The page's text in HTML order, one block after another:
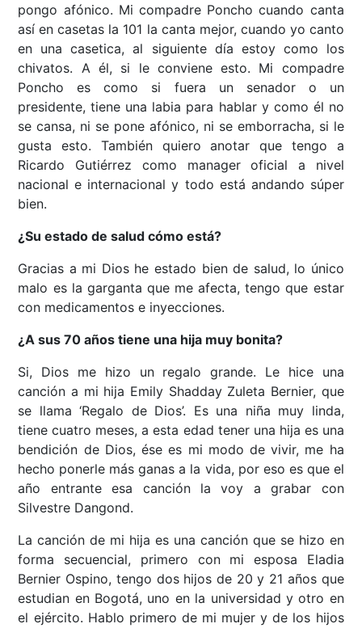
pongo afónico. Mi compadre Poncho cuando canta
así en casetas la 101 la canta mejor, cuando yo canto
en una casetica, al siguiente día estoy como los
chivatos. A él, si le conviene esto. Mi compadre
Poncho es como si fuera un senador o un
presidente, tiene una labia para hablar y como él no
se cansa, ni se pone afónico, ni se emborracha, si le
gusta esto. También quiero anotar que tengo a
Ricardo Gutiérrez como manager oficial a nivel
nacional e internacional y todo está andando súper
bien.
¿Su estado de salud cómo está?
Gracias a mi Dios he estado bien de salud, lo único
malo es la garganta que me afecta, tengo que estar
con medicamentos e inyecciones.
¿A sus 70 años tiene una hija muy bonita?
Si, Dios me hizo un regalo grande. Le hice una
canción a mi hija Emily Shadday Zuleta Bernier, que
se llama ‘Regalo de Dios’. Es una niña muy linda,
tiene cuatro meses, a esta edad tener una hija es una
bendición de Dios, ése es mi modo de vivir, me ha
hecho ponerle más ganas a la vida, por eso es que el
año entrante esa canción la voy a grabar con
Silvestre Dangond.
La canción de mi hija es una canción que se hizo en
forma secuencial, primero con mi esposa Eladia
Bernier Ospino, tengo dos hijos de 20 y 21 años que
estudian en Bogotá, uno en la universidad y otro en
el ejército. Hablo primero de mi mujer y de los hijos